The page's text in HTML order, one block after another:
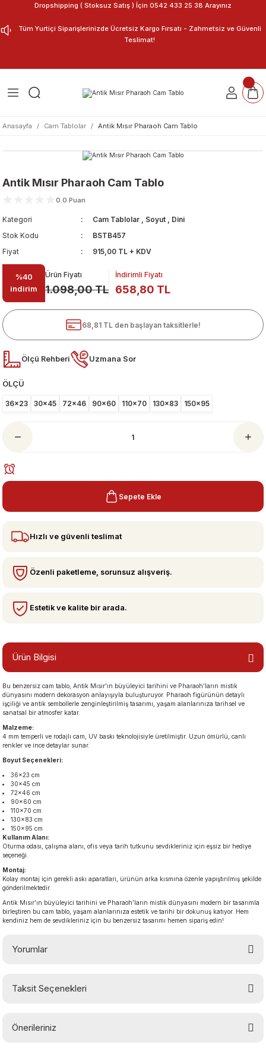
Dropshipping ( Stoksuz Satış ) İçin 0542 433 25 38 Arayınız
Tüm Yurtiçi Siparişlerinizde Ücretsiz Kargo Fırsatı - Zahmetsiz ve Güvenli
Teslimat!
Manzaraları
Anasayfa Cam Tablolar Antik Mısır Pharaoh Cam Tablo
Antik Mısır Pharaoh Cam Tablo
0.0 Puan
Kategori Cam Tablolar , Soyut , Dini
Stok Kodu
BSTB457
Fiyat
915,00 TL + KDV
%40
indirim
Ürün Fiyatı
1.098,00 TL
İndirimli Fiyatı
658,80 TL
68,81 TL den başlayan taksitlerle!
Ölçü Rehberi Uzmana Sor
ÖLÇÜ
36x23 30x45 72x46 90x60 110x70 130x83 150x95
Sepete Ekle
Hızlı ve güvenli teslimat
Özenli paketleme, sorunsuz alışveriş.
Estetik ve kalite bir arada.
Ürün Bilgisi
Bu benzersiz cam tablo, Antik Mısır'ın büyüleyici tarihini ve Pharaoh'ların mistik
dünyasını modern dekorasyon anlayışıyla buluşturuyor. Pharaoh figürünün detaylı
işçiliği ve antik sembollerle zenginleştirilmiş tasarımı, yaşam alanlarınıza tarihsel ve
sanatsal bir atmosfer katar.
Malzeme:
4 mm temperli ve rodajlı cam, UV baskı teknolojisiyle üretilmiştir. Uzun ömürlü, canlı
renkler ve ince detaylar sunar.
Boyut Seçenekleri:
36×23 cm
30×45 cm
72×46 cm
90×60 cm
110×70 cm
130×83 cm
150×95 cm
Kullanım Alanı:
Oturma odası, çalışma alanı, ofis veya tarih tutkunu sevdikleriniz için eşsiz bir hediye
seçeneği.
Montaj:
Kolay montaj için gerekli askı aparatları, ürünün arka kısmına özenle yapıştırılmış şekilde
gönderilmektedir.
Antik Mısır’ın büyüleyici tarihini ve Pharaoh’ların mistik dünyasını modern bir tasarımla
birleştiren bu cam tablo, yaşam alanlarınıza estetik ve tarihi bir dokunuş katıyor. Hem
kendiniz hem de sevdikleriniz için bu benzersiz tasarımı hemen sipariş edin!
Yorumlar
Taksit Seçenekleri
Önerileriniz